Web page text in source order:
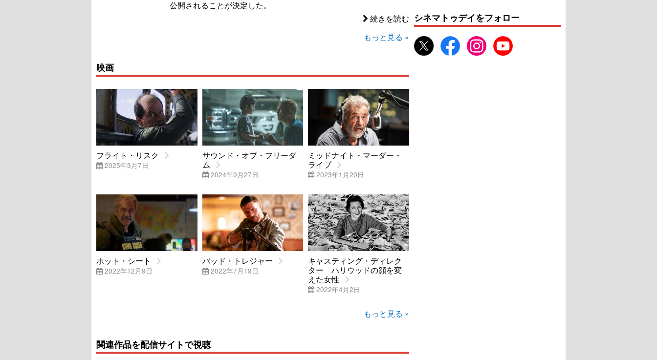
公開されることが決定した。
続きを読む
もっと見る »
映画
フライト・リスク
2025年3月7日
サウンド・オブ・フリーダ
ム
2024年9月27日
ミッドナイト・マーダー・
ライブ
2023年1月20日
ホット・シート
2022年12月9日
バッド・トレジャー
2022年7月19日
キャスティング・ディレク
ター ハリウッドの顔を変
えた女性
2022年4月2日
もっと見る »
関連作品を配信サイトで視聴
シネマトゥデイをフォロー